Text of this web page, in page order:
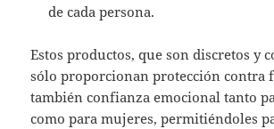
de cada persona.
Estos productos, que son discretos y
sólo proporcionan protección contra
también confianza emocional tanto
como para mujeres, permitiéndoles